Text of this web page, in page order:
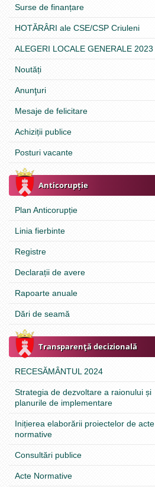
Surse de finanțare
HOTĂRÂRI ale CSE/CSP Criuleni
ALEGERI LOCALE GENERALE 2023
Noutăți
Anunţuri
Mesaje de felicitare
Achiziții publice
Posturi vacante
Anticorupție
Plan Anticorupție
Linia fierbinte
Registre
Declarații de avere
Rapoarte anuale
Dări de seamă
Transparenţă decizională
RECESĂMÂNTUL 2024
Strategia de dezvoltare a raionului și
planurile de implementare
Inițierea elaborării proiectelor de acte
normative
Consultări publice
Acte Normative